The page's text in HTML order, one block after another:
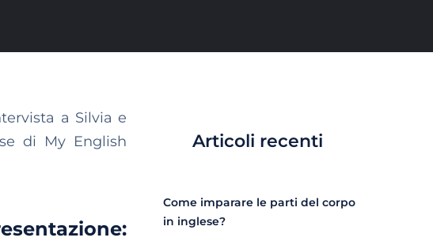
a Silvia e
di My English
Articoli recenti
Come imparare le parti del corpo
in inglese?